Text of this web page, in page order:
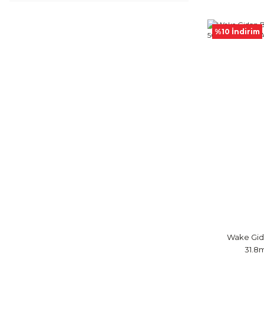
%10 İndirim
Wake